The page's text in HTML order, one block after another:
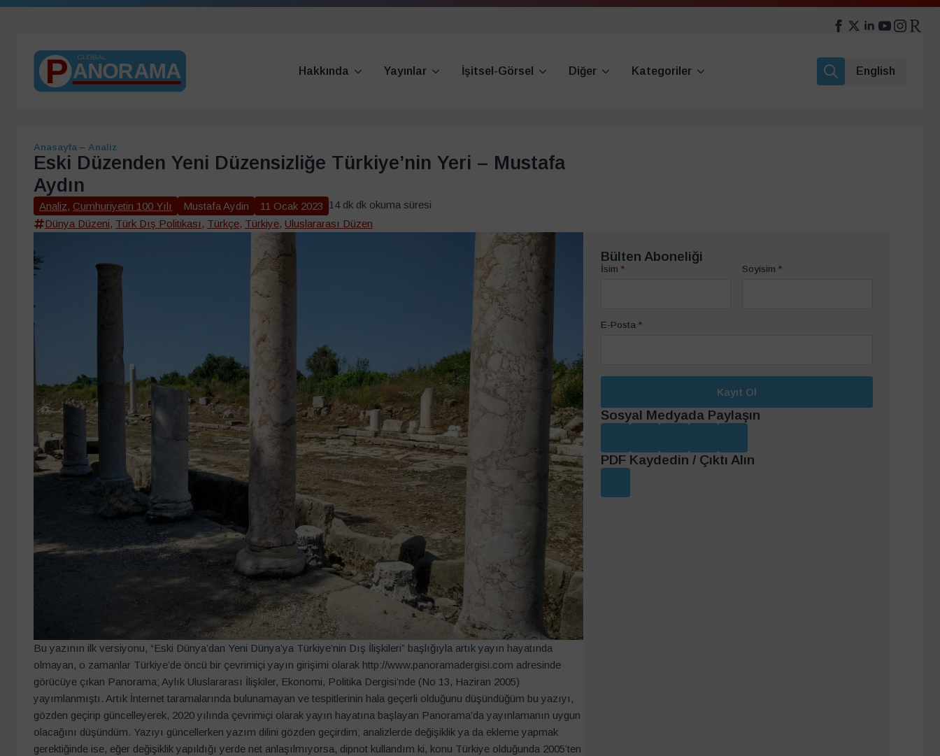
Hakkında Yayınlar İşitsel-Görsel Diğer
Kategoriler
English
Anasayfa – Analiz
Eski Düzenden Yeni Düzensizliğe Türkiye’nin Yeri – Mustafa
Aydın
Analiz, Cumhuriyetin 100 Yılı Mustafa Aydin 11 Ocak 2023 14 dk dk okuma süresi
Dünya Düzeni, Türk Dış Politikası , Türkçe, Türkiye, Uluslararası Düzen
Bu yazının ilk versiyonu, “Eski Dünya’dan Yeni Dünya’ya Türkiye’nin Dış İlişkileri” başlığıyla artık yayın hayatında
olmayan, o zamanlar Türkiye’de öncü bir çevrimiçi yayın girişimi olarak http://www.panoramadergisi.com adresinde
görücüye çıkan Panorama; Aylık Uluslararası İlişkiler, Ekonomi, Politika Dergisi’nde (No 13, Haziran 2005)
yayımlanmıştı. Artık İnternet taramalarında bulunamayan ve tespitlerinin hala geçerli olduğunu düşündüğüm bu yazıyı,
gözden geçirip güncelleyerek, 2020 yılında çevrimiçi olarak yayın hayatına başlayan Panorama’da yayınlamanın uygun
olacağını düşündüm. Yazıyı güncellerken yazım dilini gözden geçirdim; analizlerde değişiklik ya da ekleme yapmak
gerektiğinde ise, eğer değişiklik yapıldığı yerde net anlaşılmıyorsa, dipnot kullandım ki, konu Türkiye olduğunda 2005’ten
Bülten Aboneliği
İsim * Soyisim *
E-Posta *
Kayıt Ol
Sosyal Medyada Paylaşın
PDF Kaydedin / Çıktı Alın